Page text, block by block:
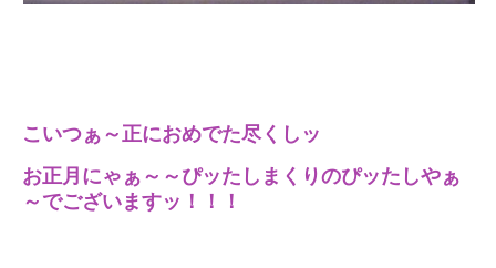
こいつぁ～正におめでた尽くしッ
お正月にゃぁ～～ぴッたしまくりのぴッたしやぁ
～でございますッ！！！